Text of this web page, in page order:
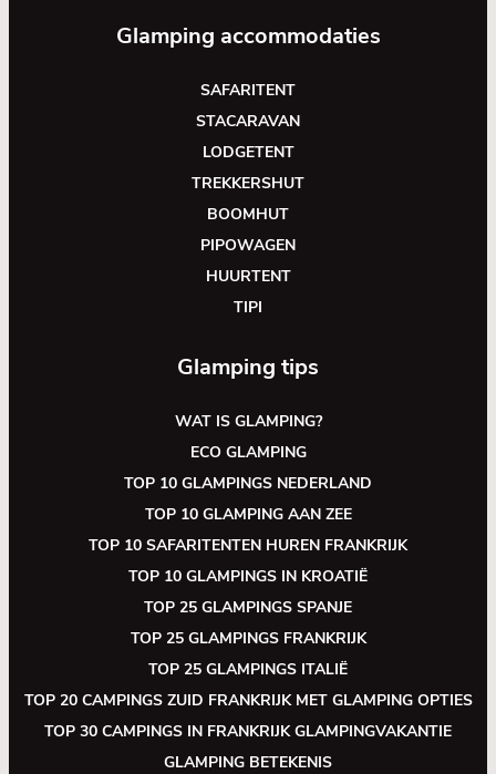
Glamping accommodaties
SAFARITENT
STACARAVAN
LODGETENT
TREKKERSHUT
BOOMHUT
PIPOWAGEN
HUURTENT
TIPI
Glamping tips
WAT IS GLAMPING?
ECO GLAMPING
TOP 10 GLAMPINGS NEDERLAND
TOP 10 GLAMPING AAN ZEE
TOP 10 SAFARITENTEN HUREN FRANKRIJK
TOP 10 GLAMPINGS IN KROATIË
TOP 25 GLAMPINGS SPANJE
TOP 25 GLAMPINGS FRANKRIJK
TOP 25 GLAMPINGS ITALIË
TOP 20 CAMPINGS ZUID FRANKRIJK MET GLAMPING OPTIES
TOP 30 CAMPINGS IN FRANKRIJK GLAMPINGVAKANTIE
GLAMPING BETEKENIS